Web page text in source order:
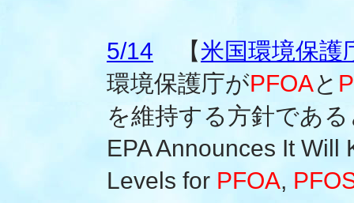
5/14 【米国環境保護
環境保護庁がPFOAと
を維持する方針であ
EPA Announces It
Levels for PFOA,